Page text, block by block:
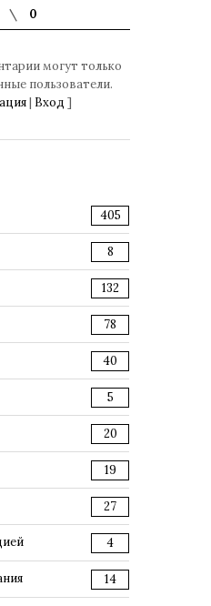
0
могут только
пользователи.
| Вход ]
405
8
132
78
40
5
20
19
27
4
14